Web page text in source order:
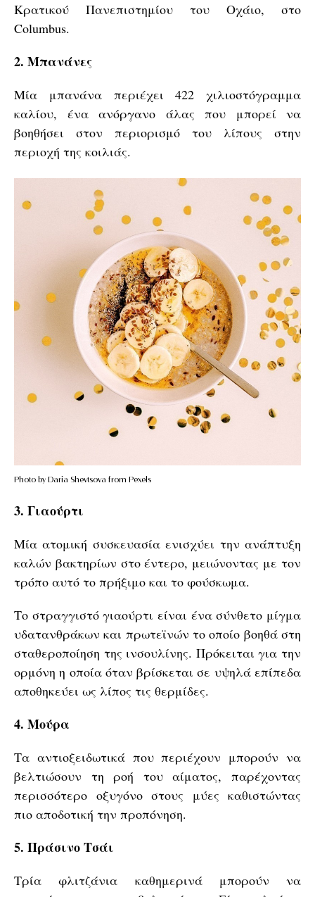
Κρατικού Πανεπιστημίου του Οχάιο, στο
Columbus.
2. Μπανάνες
Μία μπανάνα περιέχει 422 χιλιοστόγραμμα
καλίου, ένα ανόργανο άλας που μπορεί να
βοηθήσει στον περιορισμό του λίπους στην
περιοχή της κοιλιάς.
Photo by Daria Shevtsova from Pexels
3. Γιαούρτι
Μία ατομική συσκευασία ενισχύει την ανάπτυξη
καλών βακτηρίων στο έντερο, μειώνοντας με τον
τρόπο αυτό το πρήξιμο και το φούσκωμα.
Το στραγγιστό γιαούρτι είναι ένα σύνθετο μίγμα
υδατανθράκων και πρωτεϊνών το οποίο βοηθά στη
σταθεροποίηση της ινσουλίνης. Πρόκειται για την
ορμόνη η οποία όταν βρίσκεται σε υψηλά επίπεδα
αποθηκεύει ως λίπος τις θερμίδες.
4. Μούρα
Τα αντιοξειδωτικά που περιέχουν μπορούν να
βελτιώσουν τη ροή του αίματος, παρέχοντας
περισσότερο οξυγόνο στους μύες καθιστώντας
πιο αποδοτική την προπόνηση.
5. Πράσινο Τσάι
Τρία φλιτζάνια καθημερινά μπορούν να